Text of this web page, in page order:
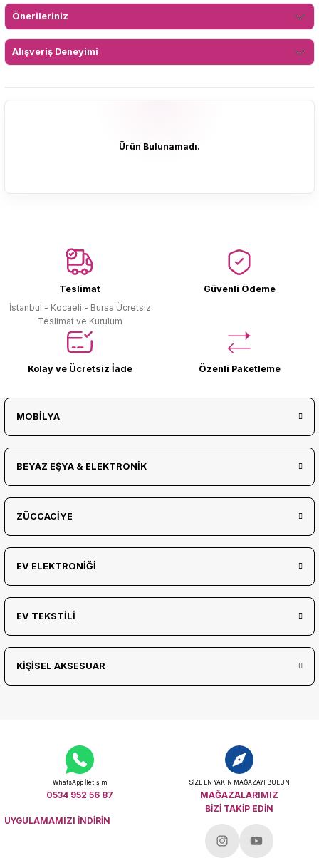
Önerileriniz
Alışveriş Deneyimi
Ürün Bulunamadı.
Teslimat
İstanbul - Kocaeli - Bursa Ücretsiz
Teslimat ve Kurulum
Güvenli Ödeme
Kolay ve Ücretsiz İade Özenli Paketleme
MOBİLYA
BEYAZ EŞYA & ELEKTRONİK
ZÜCCACİYE
EV ELEKTRONİĞİ
EV TEKSTİLİ
KİŞİSEL AKSESUAR
WhatsApp İletişim
0534 952 56 87
SİZE EN YAKIN MAĞAZAYI BULUN
MAĞAZALARIMIZ
UYGULAMAMIZI İNDİRİN
BİZİ TAKİP EDİN